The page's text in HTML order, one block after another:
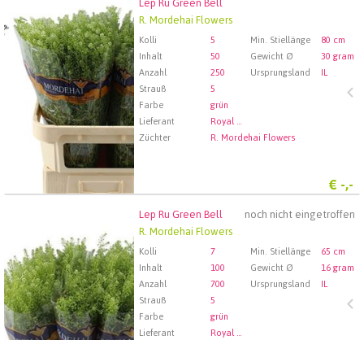
R. Mordehai Flowers
Kolli 5 Min. Stiellänge
80 cm
Inhalt
50 Gewicht Ø
30 gram
Anzahl
250 Ursprungsland
IL
Strauß
5
Farbe
grün
Lieferant
Royal FloraHolland Aalsmeer
Züchter
R. Mordehai Flowers
€ -,-
Lep Ru Green Bell
Wählen Sie zuerst ein Abfartdatum.
noch nicht eingetroffen
Lep Ru Green Bell
R. Mordehai Flowers
Kolli 7 Min. Stiellänge
65 cm
Inhalt
100 Gewicht Ø
16 gram
Anzahl
700 Ursprungsland
IL
Strauß
5
Farbe
grün
Lieferant
Royal FloraHolland Aalsmeer
Wählen Sie zuerst ein Abfartdatum.